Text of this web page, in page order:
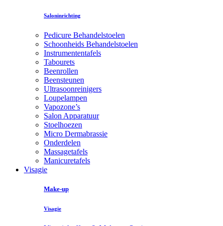
Saloninrichting
Pedicure Behandelstoelen
Schoonheids Behandelstoelen
Instrumententafels
Tabourets
Beenrollen
Beensteunen
Ultrasoonreinigers
Loupelampen
Vapozone’s
Salon Apparatuur
Stoelhoezen
Micro Dermabrassie
Onderdelen
Massagetafels
Manicuretafels
Visagie
Make-up
Visagie